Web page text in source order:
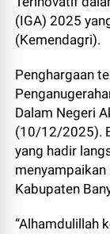
(IGA) 2025
(Kemendagri).
Penghargaan
Dalam Negeri
(10/12/2025).
yang hadir
Kabupaten
“Alhamdulillah